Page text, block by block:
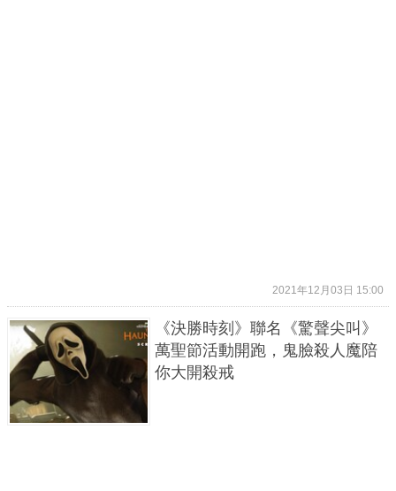
2021年12月03日 15:00
《決勝時刻》聯名《驚聲尖叫》
萬聖節活動開跑，鬼臉殺人魔陪
你大開殺戒